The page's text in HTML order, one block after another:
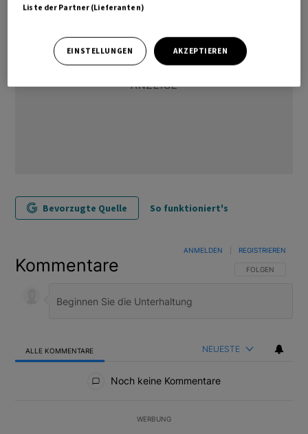
Bevorzugte Quelle So funktioniert's
Kommentare FOLGE DIESER
FOLGEN
ANMELDEN REGISTRIEREN
ALLE KOMMENTARE NEUESTE
Noch keine Kommentare
WERBUNG
Liste der Partner (Lieferanten)
EINSTELLUNGEN AKZEPTIEREN